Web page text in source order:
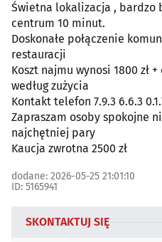
Świetna lokalizacja ,
centrum 10 minut.
Doskonałe połączenie
restauracji
Koszt najmu wynosi 1800 zł
według zużycia
Kontakt telefon 7.9.3 6.6.3
Zapraszam osoby spokojne
najchętniej pary
Kaucja zwrotna 2500 zł
dodane: 2026-05-25 21:01:10
ID: 5165941
SKONTAKTUJ SIĘ